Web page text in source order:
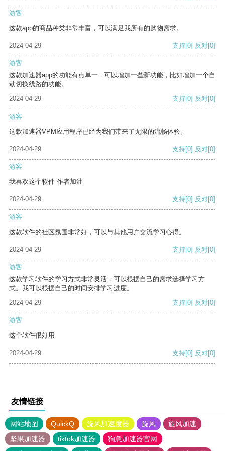
游客
这款app的商品种类非常丰富，可以满足我所有的购物需求。
2024-04-29 支持[0] 反对[0]
游客
这款加速器app的功能有点单一，可以增加一些新功能，比如增加一个自
动切换线路的功能。
2024-04-29
支持[0] 反对[0]
游客
这款加速器VPM应用程序已经为我们带来了无限的流畅体验。
2024-04-29 支持[0] 反对[0]
游客
我喜欢这个软件 作者加油
2024-04-29 支持[0] 反对[0]
游客
这款软件的社区氛围非常好，可以与其他用户交流学习心得。
2024-04-29 支持[0] 反对[0]
游客
这款学习软件的学习方式非常灵活，可以根据自己的需求选择学习方
式。我可以根据自己的时间安排学习进度。
2024-04-29
支持[0] 反对[0]
游客
这个软件很好用
2024-04-29 支持[0] 反对[0]
友情链接
网站地图 QuickQ 旋风加速度器 旋风
旋风加速
坚果加速器
tiktok加速器
狗急加速器官网